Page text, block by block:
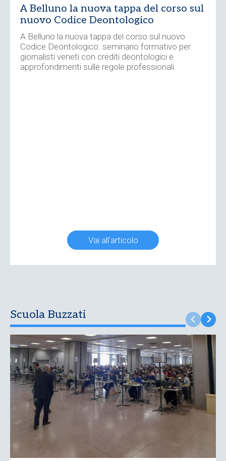
A Belluno la nuova tappa del corso sul
nuovo Codice Deontologico
A Belluno la nuova tappa del corso sul nuovo
Codice Deontologico: seminario formativo per
giornalisti veneti con crediti deontologici e
approfondimenti sulle regole professionali.
Vai all'articolo
Scuola Buzzati